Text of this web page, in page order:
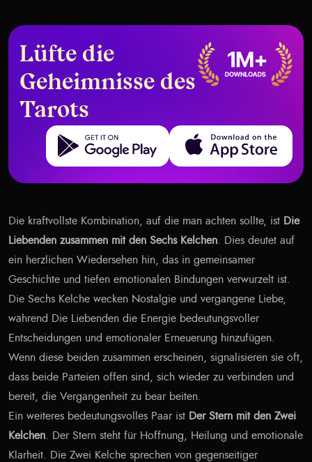
Lüfte die
Geheimnisse des
Tarots
Get it on Google Play Download on the App Store
Die kraftvollste Kombination, auf die man achten sollte, ist Die
Liebenden zusammen mit den Sechs Kelchen. Dies deutet auf
ein herzlichen Wiedersehen hin, das in gemeinsamer
Geschichte und tiefen emotionalen Bindungen verwurzelt ist.
Die Sechs Kelche wecken Nostalgie und vergangene Liebe,
während Die Liebenden die Energie bedeutungsvoller
Entscheidungen und emotionaler Erneuerung hinzufügen.
Wenn diese beiden zusammen erscheinen, signalisieren sie oft,
dass beide Parteien offen sind, sich wieder zu verbinden und
bereit, die Vergangenheit zu bear beiten.
Ein weiteres bedeutungsvolles Paar ist Der Stern mit den Zwei
Kelchen. Der Stern steht für Hoffnung, Heilung und emotionale
Klarheit. Die Zwei Kelche sprechen von gegenseitiger